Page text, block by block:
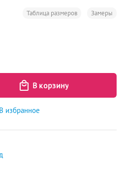
Замеры
Таблица размеров
В избранное